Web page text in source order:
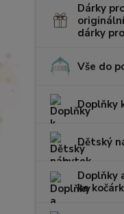
Dárky
dárky
Vše do
Doplňky
Dětský
Doplňky
ke